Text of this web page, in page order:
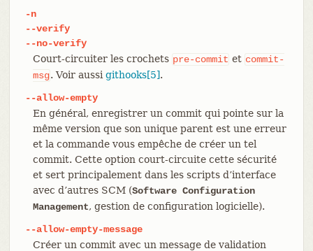
-n
--verify
--no-verify
Court-circuiter les crochets pre-commit et commit-
msg. Voir aussi githooks[5].
--allow-empty
En général, enregistrer un commit qui pointe sur la
même version que son unique parent est une erreur
et la commande vous empêche de créer un tel
commit. Cette option court-circuite cette sécurité
et sert principalement dans les scripts d’interface
avec d’autres SCM (Software Configuration
Management, gestion de configuration logicielle).
--allow-empty-message
Créer un commit avec un message de validation